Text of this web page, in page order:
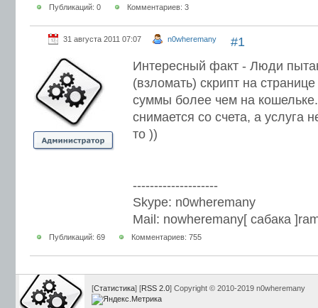
Публикаций: 0 Комментариев: 3
#1
31 августа 2011 07:07 n0wheremany
Интересный факт - Люди
(взломать) скрипт на
суммы более чем на
снимается со счета, а услуга
то ))
--------------------
Skype: n0wheremany
Mail: nowheremany[ сабака
Публикаций: 69 Комментариев: 755
[Статистика] [RSS 2.0] Copyright © 2010-2019 n0wheremany